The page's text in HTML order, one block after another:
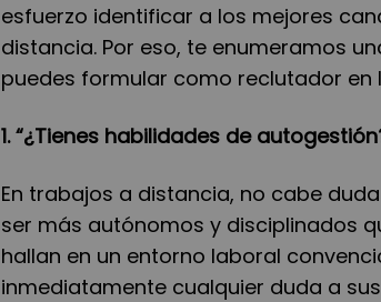
esfuerzo identificar a los mejores
distancia. Por eso, te enumeramos
puedes formular como reclutador en
1. “¿Tienes habilidades de
En trabajos a distancia, no cabe
ser más autónomos y disciplinados
hallan en un entorno laboral
inmediatamente cualquier duda a